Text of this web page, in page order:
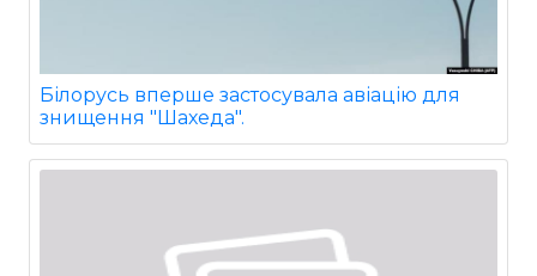
Білорусь вперше застосувала авіацію для
знищення "Шахеда".